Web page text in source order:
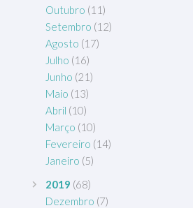
Outubro (11)
Setembro (12)
Agosto (17)
Julho (16)
Junho (21)
Maio (13)
Abril (10)
Março (10)
Fevereiro (14)
Janeiro (5)
2019 (68)
Dezembro (7)